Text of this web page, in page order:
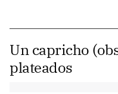
Un capricho
plateados